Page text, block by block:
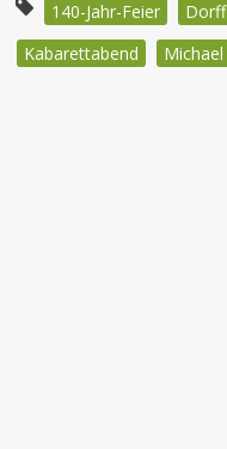
140-Jahr-Feier
Kabarettabend